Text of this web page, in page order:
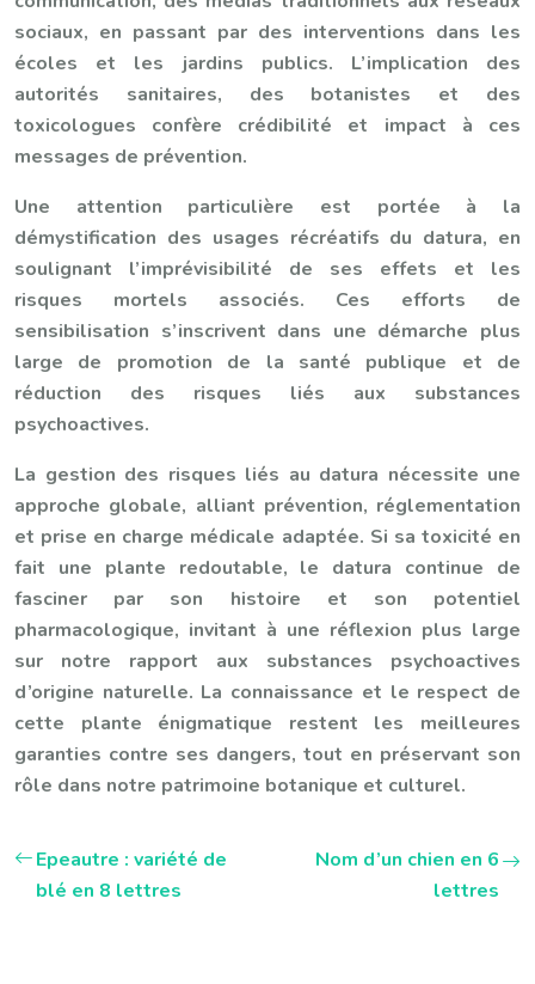
sociaux, en passant par des interventions dans les
écoles et les jardins publics. L’implication des
autorités sanitaires, des botanistes et des
toxicologues confère crédibilité et impact à ces
messages de prévention.
Une attention particulière est portée à la
démystification des usages récréatifs du datura, en
soulignant l’imprévisibilité de ses effets et les
risques mortels associés. Ces efforts de
sensibilisation s’inscrivent dans une démarche plus
large de promotion de la santé publique et de
réduction des risques liés aux substances
psychoactives.
La gestion des risques liés au datura nécessite une
approche globale, alliant prévention, réglementation
et prise en charge médicale adaptée. Si sa toxicité en
fait une plante redoutable, le datura continue de
fasciner par son histoire et son potentiel
pharmacologique, invitant à une réflexion plus large
sur notre rapport aux substances psychoactives
d’origine naturelle. La connaissance et le respect de
cette plante énigmatique restent les meilleures
garanties contre ses dangers, tout en préservant son
rôle dans notre patrimoine botanique et culturel.
Epeautre : variété de
blé en 8 lettres
Nom d’un chien en 6
lettres